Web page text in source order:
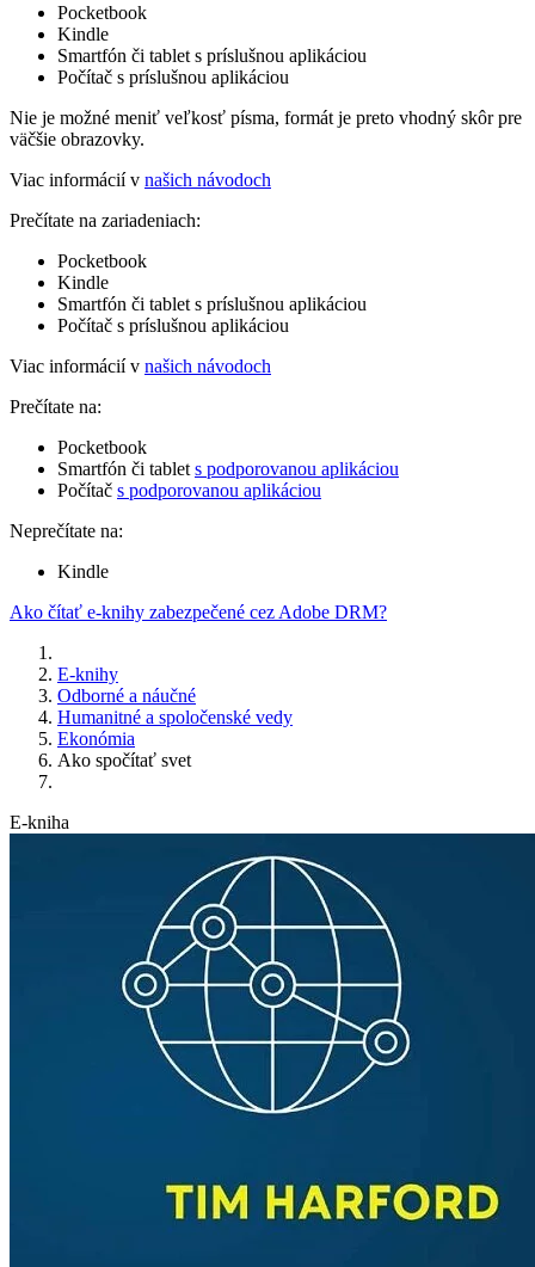
Pocketbook
Kindle
Smartfón či tablet s príslušnou aplikáciou
Počítač s príslušnou aplikáciou
Nie je možné meniť veľkosť písma, formát je preto vhodný skôr pre
väčšie obrazovky.
Viac informácií v našich návodoch
Prečítate na zariadeniach:
Pocketbook
Kindle
Smartfón či tablet s príslušnou aplikáciou
Počítač s príslušnou aplikáciou
Viac informácií v našich návodoch
Prečítate na:
Pocketbook
Smartfón či tablet s podporovanou aplikáciou
Počítač s podporovanou aplikáciou
Neprečítate na:
Kindle
Ako čítať e-knihy zabezpečené cez Adobe DRM?
E-knihy
Odborné a náučné
Humanitné a spoločenské vedy
Ekonómia
Ako spočítať svet
E-kniha